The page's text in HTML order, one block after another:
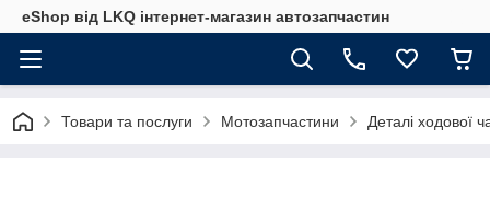
eShop від LKQ інтернет-магазин автозапчастин
Товари та послуги Мотозапчастини Деталі ходової